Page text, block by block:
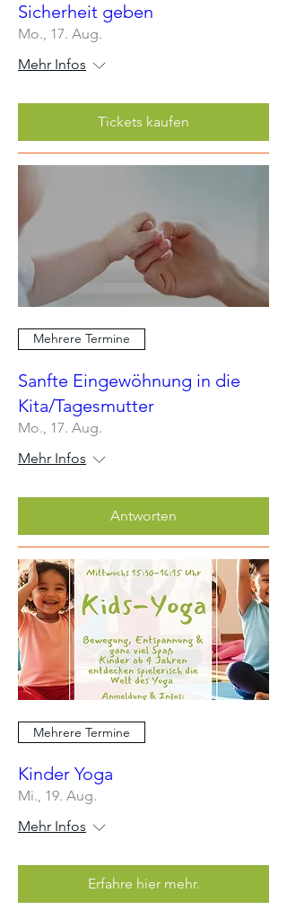
Sicherheit geben
Mo., 17. Aug.
Mehr Infos
Tickets kaufen
Mehrere Termine
Sanfte Eingewöhnung in die
Kita/Tagesmutter
Mo., 17. Aug.
Mehr Infos
Antworten
Mehrere Termine
Kinder Yoga
Mi., 19. Aug.
Mehr Infos
Erfahre hier mehr.